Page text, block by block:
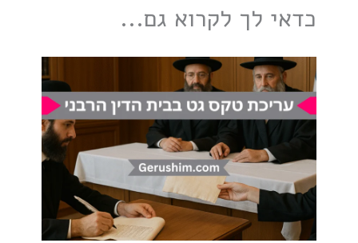
כדאי לך לקרוא גם...